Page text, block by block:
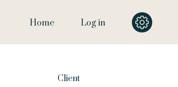
Home Log in
Client